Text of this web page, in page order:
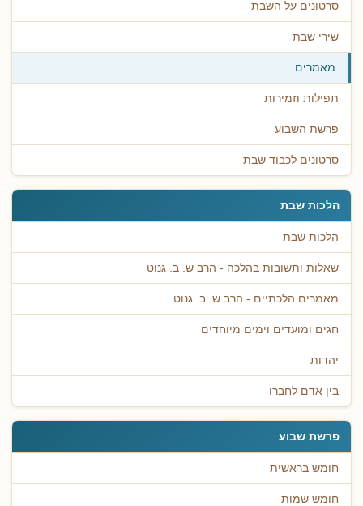
סרטונים על השבת
שירי שבת
מאמרים
תפילות וזמירות
פרשת השבוע
סרטונים לכבוד שבת
הלכות שבת
הלכות שבת
שאלות ותשובות בהלכה - הרב ש. ב. גנוט
מאמרים הלכתיים - הרב ש. ב. גנוט
חגים ומועדים וימים מיוחדים
יהדות
בין אדם לחברו
פרשת שבוע
חומש בראשית
חומש שמות